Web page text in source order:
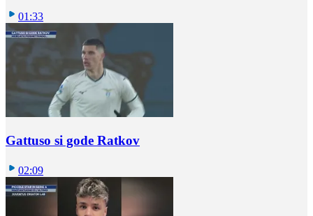
01:33
Gattuso si gode Ratkov
02:09